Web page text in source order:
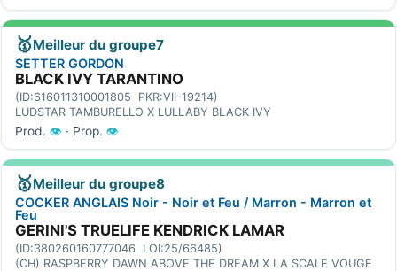
🥇Meilleur du groupe7
SETTER GORDON
BLACK IVY TARANTINO
(ID:616011310001805 PKR:VII-19214)
LUDSTAR TAMBURELLO X LULLABY BLACK IVY
Prod. 👁 · Prop. 👁
🥇Meilleur du groupe8
COCKER ANGLAIS Noir - Noir et Feu / Marron - Marron et
Feu
GERINI'S TRUELIFE KENDRICK LAMAR
(ID:380260160777046 LOI:25/66485)
(CH) RASPBERRY DAWN ABOVE THE DREAM X LA SCALE VOUGE